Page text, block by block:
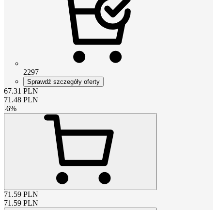
2297
Sprawdź szczegóły oferty
67.31 PLN
71.48 PLN
-6%
71.59 PLN
71.59 PLN